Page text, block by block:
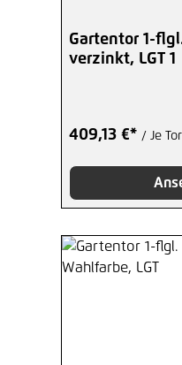
Gartentor 1-
verzinkt, LGT 1
409,13 €* / Je Tor